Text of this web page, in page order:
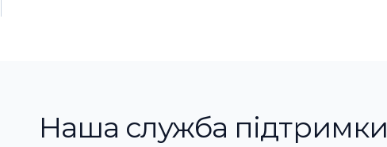
Наша служба пiдтримки